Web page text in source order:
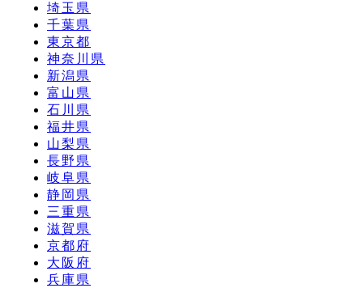
埼玉県
千葉県
東京都
神奈川県
新潟県
富山県
石川県
福井県
山梨県
長野県
岐阜県
静岡県
三重県
滋賀県
京都府
大阪府
兵庫県